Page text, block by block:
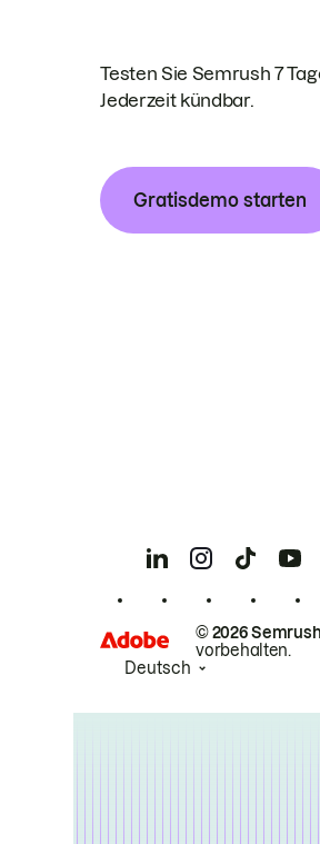
Testen Sie Semrush 7
Jederzeit kündbar.
Gratisdemo starten
© 2026
vorbehalten.
Deutsch